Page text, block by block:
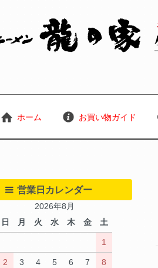
ホーム お買い物ガイド
営業日カレンダー
2026年8月
日
月 火 水 木 金 土
1
2 3 4 5 6 7 8